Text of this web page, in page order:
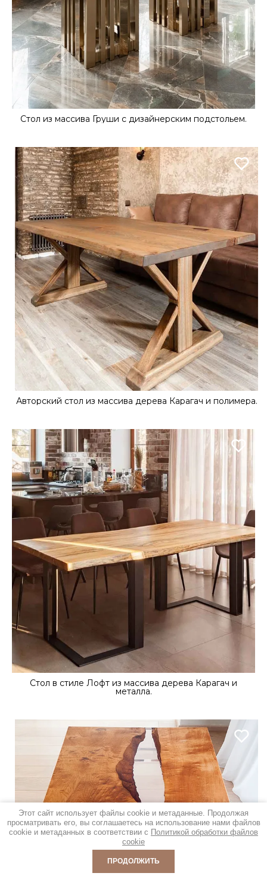
Стол из массива Груши с дизайнерским подстольем.
Авторский стол из массива дерева Карагач и полимера.
Стол в стиле Лофт из массива дерева Карагач и
металла.
Этот сайт использует файлы cookie и метаданные. Продолжая
просматривать его, вы соглашаетесь на использование нами файлов
cookie и метаданных в соответствии с Политикой обработки файлов
cookie
ПРОДОЛЖИТЬ